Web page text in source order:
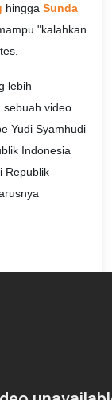
hingga Sunda
"kalahkan
lebih
sebuah video
Yudi Syamhudi
Indonesia
Republik